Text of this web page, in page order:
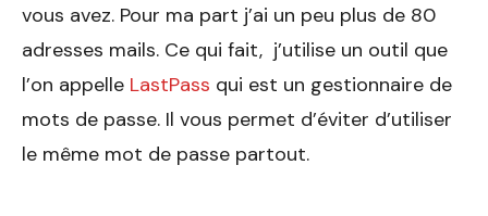
vous avez. Pour ma part j’ai un peu plus de 80
adresses mails. Ce qui fait, j’utilise un outil que
l’on appelle LastPass qui est un gestionnaire de
mots de passe. Il vous permet d’éviter d’utiliser
le même mot de passe partout.